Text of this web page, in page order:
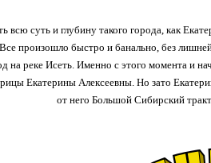
всю суть и глубину такого города, как
произошло быстро и банально, без
на реке Исеть. Именно с этого момента и
Екатерины Алексеевны. Но зато
от него Большой Сибирский